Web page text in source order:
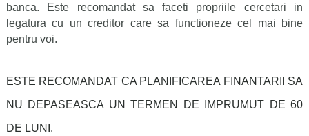
banca. Este recomandat sa faceti propriile cercetari in
legatura cu un creditor care sa functioneze cel mai bine
pentru voi.
ESTE RECOMANDAT CA PLANIFICAREA FINANTARII SA
NU DEPASEASCA UN TERMEN DE IMPRUMUT DE 60
DE LUNI.